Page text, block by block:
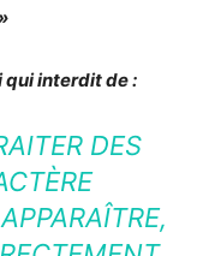
qui interdit de :
DES